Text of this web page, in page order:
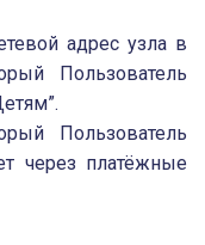
адрес узла в
Пользователь
Пользователь
через платёжные